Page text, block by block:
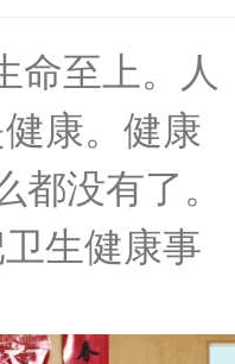
命至上。人
康。健康
没有了。
生健康事